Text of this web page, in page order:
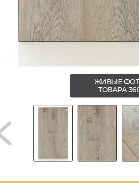
ЖИВЫЕ
ТОВАРА